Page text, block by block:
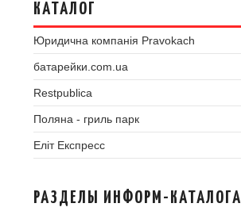
КАТАЛОГ
Юридична компанія Pravokach
батарейки.com.ua
Restpublica
Поляна - гриль парк
Еліт Експресс
РАЗДЕЛЫ ИНФОРМ-КАТАЛОГА